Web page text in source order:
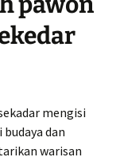
mengisi
dan
warisan